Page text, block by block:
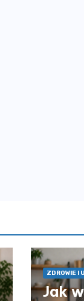
ZDROWIE I
Jak